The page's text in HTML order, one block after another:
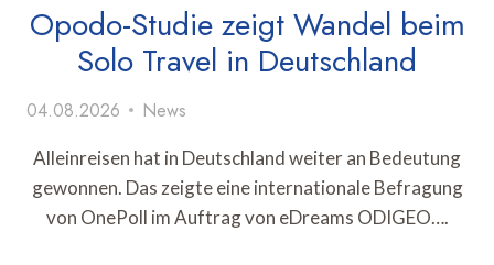
Opodo-Studie zeigt Wandel beim
Solo Travel in Deutschland
04.08.2026 News
Alleinreisen hat in Deutschland weiter an Bedeutung
gewonnen. Das zeigte eine internationale Befragung
von OnePoll im Auftrag von eDreams ODIGEO….